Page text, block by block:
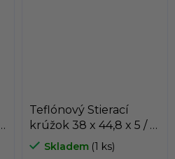
Teflónový Stierací
krúžok 38 x 44,8 x 5 / 5
AD60 PTFE/NBR
Dichtomatik
Skladem (1 ks)